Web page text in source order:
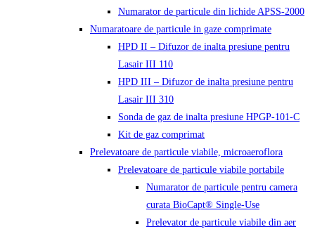
Numarator de particule din lichide APSS-2000
Numaratoare de particule in gaze comprimate
HPD II – Difuzor de inalta presiune pentru
Lasair III 110
HPD III – Difuzor de inalta presiune pentru
Lasair III 310
Sonda de gaz de inalta presiune HPGP-101-C
Kit de gaz comprimat
Prelevatoare de particule viabile, microaeroflora
Prelevatoare de particule viabile portabile
Numarator de particule pentru camera
curata BioCapt® Single-Use
Prelevator de particule viabile din aer